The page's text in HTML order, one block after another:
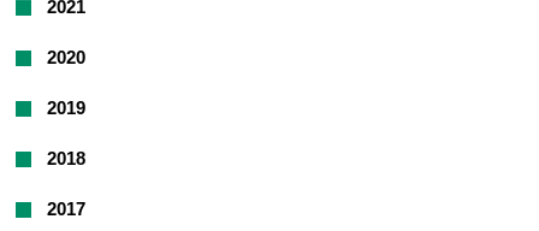
2021
2020
2019
2018
2017